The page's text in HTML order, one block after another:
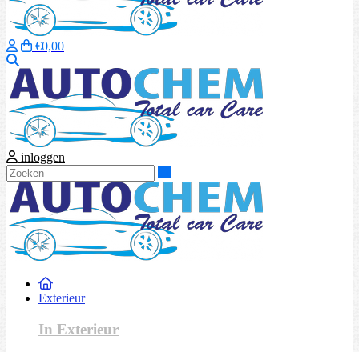
€0,00
inloggen
Exterieur
In Exterieur